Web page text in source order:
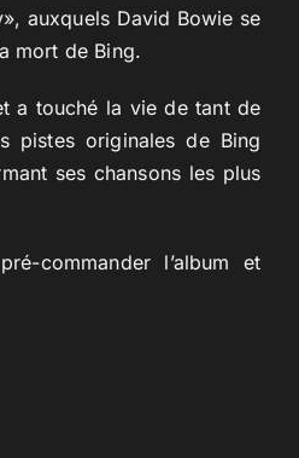
auxquels David Bowie se
mort de Bing.
a touché la vie de tant de
pistes originales de Bing
ses chansons les plus
commander l’album et